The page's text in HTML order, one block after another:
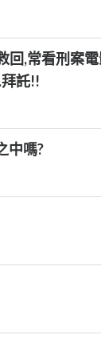
回,常看刑案
託!!
中嗎?